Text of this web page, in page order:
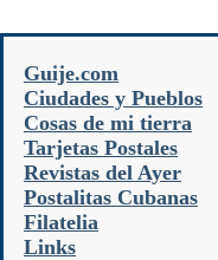
Guije.com
Ciudades y Pueblos
Cosas de mi tierra
Tarjetas Postales
Revistas del Ayer
Postalitas Cubanas
Filatelia
Links